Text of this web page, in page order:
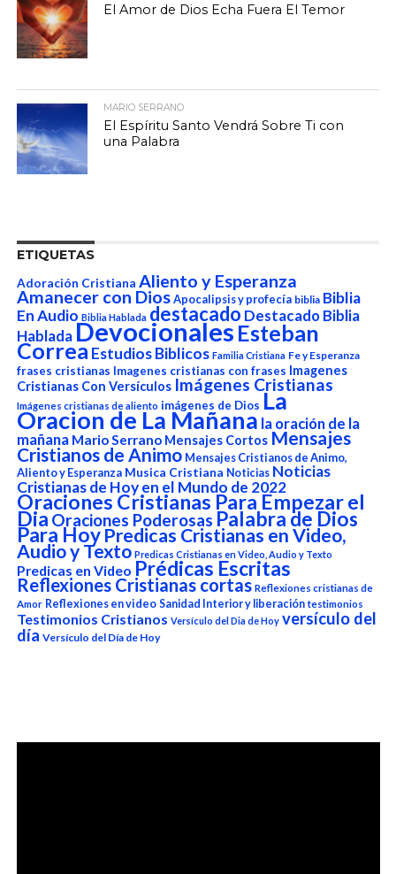
El Amor de Dios Echa Fuera El Temor
MARIO SERRANO
El Espíritu Santo Vendrá Sobre Ti con
una Palabra
ETIQUETAS
Adoración Cristiana Aliento y Esperanza
Amanecer con Dios Apocalipsis y profecía biblia Biblia
En Audio Biblia Hablada destacado Destacado Biblia
HabladaDevocionalesEsteban
Correa Estudios Biblicos Familia Cristiana Fe y Esperanza
frases cristianas Imagenes cristianas con frases Imagenes
Cristianas Con Versículos Imágenes Cristianas
Imágenes cristianas de aliento imágenes de Dios La
Oracion de La Mañana la oración de la
mañana Mario Serrano Mensajes Cortos Mensajes
Cristianos de Animo Mensajes Cristianos de Animo,
Aliento y Esperanza Musica Cristiana Noticias Noticias
Cristianas de Hoy en el Mundo de 2022
Oraciones Cristianas Para Empezar el
DiaOraciones Poderosas Palabra de Dios
Para Hoy Predicas Cristianas en Video,
Audio y Texto Predicas Cristianas en Video, Audio y Texto
Predicas en Video Prédicas Escritas
Reflexiones Cristianas cortas Reflexiones cristianas de
Amor Reflexiones en video Sanidad Interior y liberación testimonios
Testimonios Cristianos Versículo del Dia de Hoy versículo del
día Versículo del Día de Hoy
Reproductor